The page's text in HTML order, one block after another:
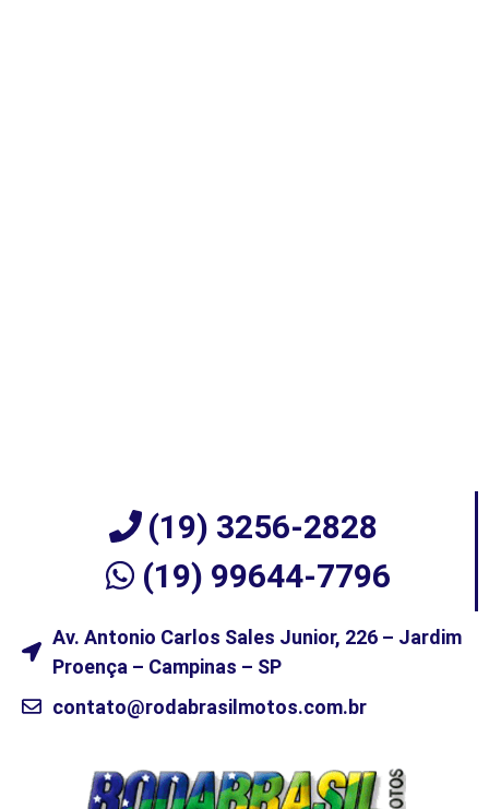
(19) 3256-2828
(19) 99644-7796
Av. Antonio Carlos Sales Junior, 226 – Jardim
Proença – Campinas – SP
contato@rodabrasilmotos.com.br